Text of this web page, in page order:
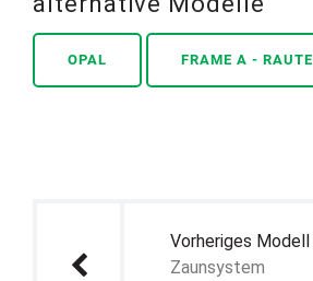
OPAL FRAME A - RAUTE
Vorheriges Modell
Zaunsystem